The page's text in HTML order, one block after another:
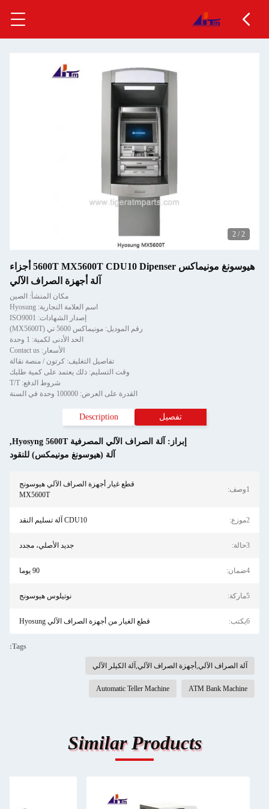
2
/
2
هيوسونغ مونيماكس 5600T MX5600T CDU10 Dipenser أجزاء
آلة أجهزة الصراف الآلي
مكان المنشأ: الصين
اسم العلامة التجارية: Hyosung
إصدار الشهادات: ISO9001
رقم الموديل: مونيماكس 5600 تي (MX5600T)
الحد الأدنى لكمية: 1 وحدة
الأسعار: Contact us
تفاصيل التغليف: كرتون / منصة نقالة
وقت التسليم: ذلك يعتمد على كمية طلبك
شروط الدفع: T/T
القدرة على العرض: 100000 وحدة في السنة
تفصيل Description
إبراز: آلة الصراف الآلي المصرفية Hyosyng 5600T
,
آلة (هيوسونغ مونيمكس) للنقود
1وصف:
قطع غيار أجهزة الصراف الآلي هيوسونج
MX5600T
2موزع: CDU10 آلة تسليم النقد
3حالة: جديد الأصلي، مجدد
4ضمان: 90 يوما
5ماركة: نوتيلوس هيوسونج
6يكتب: قطع الغيار من أجهزة الصراف الآلي Hyosung
Tags:
آلة الصراف الآلي,أجهزة الصراف الآلي,آلة الكيلر الآلي
ATM Bank Machine
Automatic Teller Machine
Similar Products